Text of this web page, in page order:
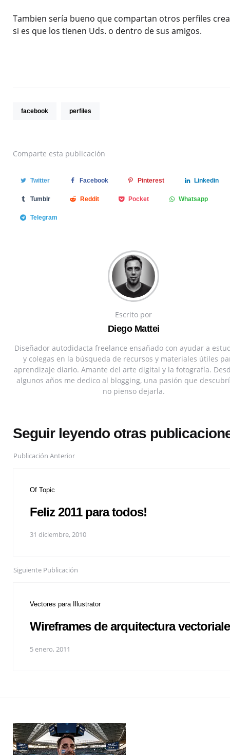
Tambien sería bueno que compartan otros perfiles
si es que los tienen Uds. o dentro de sus amigos.
facebook perfiles
Comparte esta publicación
Twitter Facebook Pinterest Linkedin
Tumblr Reddit Pocket Whatsapp
Telegram
Escrito por
Diego Mattei
Diseñador autodidacta freelance ensañado con ayudar a
y colegas en la búsqueda de recursos y materiales útiles
aprendizaje diario. Amante del arte digital y la fotografía.
algunos años me dedico al blogging, una pasión que
no pienso dejarla.
Seguir leyendo otras
Publicación Anterior
Of Topic
Feliz 2011 para todos!
31 diciembre, 2010
Siguiente Publicación
Vectores para Illustrator
Wireframes de arquitectura
5 enero, 2011